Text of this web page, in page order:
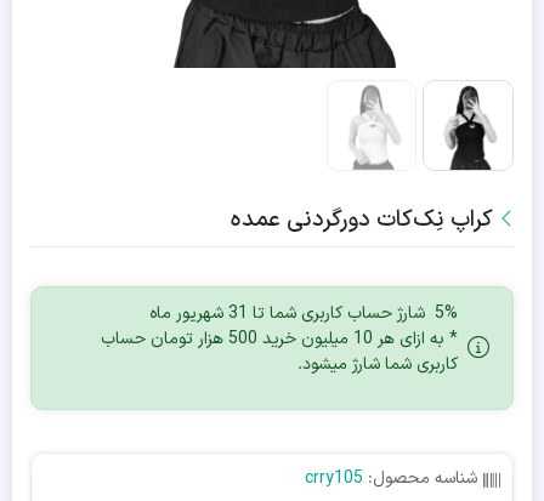
کراپ نِک‌کات دورگردنی عمده
5% شارژ حساب کاربری شما تا 31 شهریور ماه
* به ازای هر 10 میلیون خرید 500 هزار تومان حساب
کاربری شما شارژ میشود.
شناسه محصول: crry105